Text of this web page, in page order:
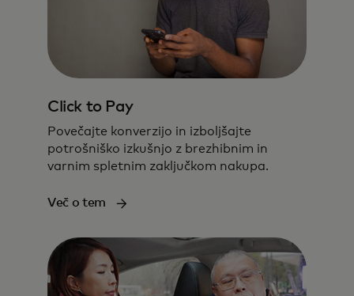
Click to Pay
Povečajte konverzijo in izboljšajte
potrošniško izkušnjo z brezhibnim in
varnim spletnim zaključkom nakupa.
Več o tem